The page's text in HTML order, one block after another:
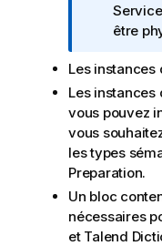
I
n
o
r
m
a
t
i
o
n
s
Service
être
Les instances
Les instances
vous pouvez
vous
les types
Preparation.
Un bloc
nécessaires
et Talend